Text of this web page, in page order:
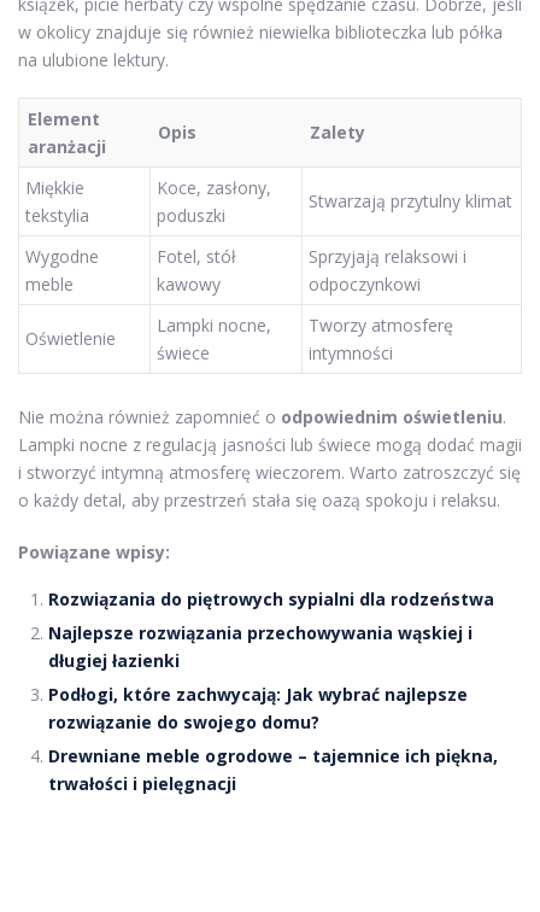
w okolicy znajduje się również niewielka biblioteczka lub półka
na ulubione lektury.
Element
aranżacji
Opis Zalety
Miękkie
tekstylia
Koce, zasłony,
poduszki
Stwarzają przytulny klimat
Wygodne
meble
Fotel, stół
kawowy
Sprzyjają relaksowi i
odpoczynkowi
Oświetlenie
Lampki nocne,
świece
Tworzy atmosferę
intymności
Nie można również zapomnieć o odpowiednim oświetleniu.
Lampki nocne z regulacją jasności lub świece mogą dodać magii
i stworzyć intymną atmosferę wieczorem. Warto zatroszczyć się
o każdy detal, aby przestrzeń stała się oazą spokoju i relaksu.
Powiązane wpisy:
Rozwiązania do piętrowych sypialni dla rodzeństwa
Najlepsze rozwiązania przechowywania wąskiej i
długiej łazienki
Podłogi, które zachwycają: Jak wybrać najlepsze
rozwiązanie do swojego domu?
Drewniane meble ogrodowe – tajemnice ich piękna,
trwałości i pielęgnacji